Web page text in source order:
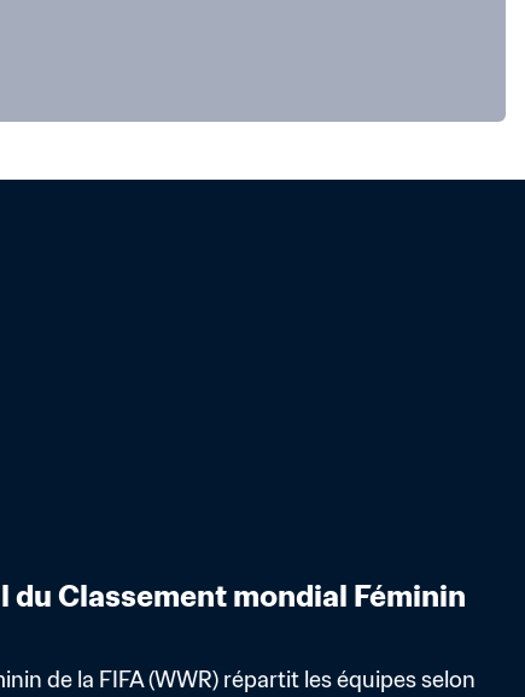
du Classement mondial Féminin
de la FIFA (WWR) répartit les équipes selon